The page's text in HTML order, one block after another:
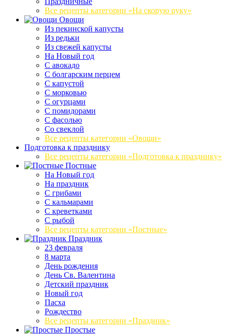
Все рецепты категории «На скорую руку»
Овощи
Из пекинской капусты
Из редьки
Из свежей капусты
На Новый год
С авокадо
С болгарским перцем
С капустой
С морковью
С огурцами
С помидорами
С фасолью
Со свеклой
Все рецепты категории «Овощи»
Подготовка к празднику
Все рецепты категории «Подготовка к празднику»
Постные
На Новый год
На праздник
С грибами
С кальмарами
С креветками
С рыбой
Все рецепты категории «Постные»
Праздник
23 февраля
8 марта
День рождения
День Св. Валентина
Детский праздник
Новый год
Пасха
Рождество
Все рецепты категории «Праздник»
Простые